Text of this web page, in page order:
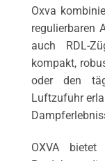
Oxva
regulierbaren
auch RDL-
kompakt,
oder den
Luftzufuhr
OXVA